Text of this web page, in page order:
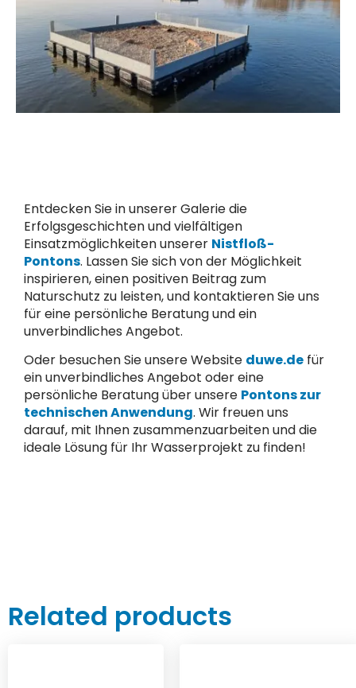
Entdecken Sie in unserer Galerie die
Erfolgsgeschichten und vielfältigen
Einsatzmöglichkeiten unserer Nistfloß-
Pontons. Lassen Sie sich von der Möglichkeit
inspirieren, einen positiven Beitrag zum
Naturschutz zu leisten, und kontaktieren Sie uns
für eine persönliche Beratung und ein
unverbindliches Angebot.
Oder besuchen Sie unsere Website duwe.de für
ein unverbindliches Angebot oder eine
persönliche Beratung über unsere Pontons zur
technischen Anwendung. Wir freuen uns
darauf, mit Ihnen zusammenzuarbeiten und die
ideale Lösung für Ihr Wasserprojekt zu finden!
Related products